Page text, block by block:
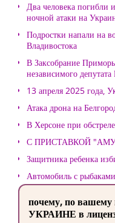
Два человека погибли
ночной атаки на
Подростки напали на
Владивостока
В Заксобрание
независимого
13 апреля 2025 года,
Атака дрона на
В Херсоне при
С ПРИСТАВКОЙ
Защитника ребенка
Автомобиль с
почему, по
УКРАИНЕ в